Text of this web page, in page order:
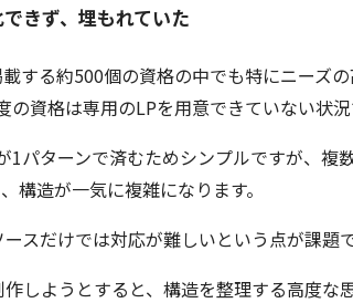
きず、埋もれていた
載する約500個の資格の中でも特にニーズ
資格は専用のLPを用意できていない状況
1パターンで済むためシンプルですが、複
構造が一気に複雑になります。
スだけでは対応が難しいという点が課題
しようとすると、構造を整理する高度な